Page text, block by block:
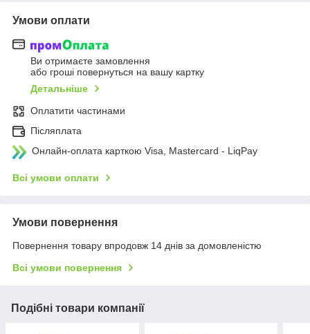
Умови оплати
Ви отримаєте замовлення
або гроші повернуться на вашу картку
Детальніше
Оплатити частинами
Післяплата
Онлайн-оплата карткою Visa, Mastercard - LiqPay
Всі умови оплати
Умови повернення
Повернення товару впродовж 14 днів за домовленістю
Всі умови повернення
Подібні товари компанії